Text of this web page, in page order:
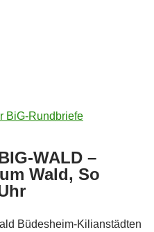
BiG-Rundbriefe
WALD –
Wald, So
Büdesheim-Kilianstädten